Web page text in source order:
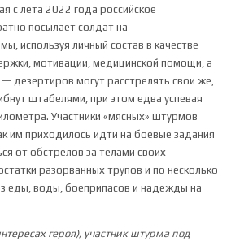
с лета 2022 года российское
посылает солдат на
используя личный состав в качестве
мотивации, медицинской помощи, а
дезертиров могут расстрелять свои же,
штабелями, при этом едва успевая
Участники «мясных» штурмов
им приходилось идти на боевые задания
от обстрелов за телами своих
разорванных трупов и по несколько
еды, воды, боеприпасов и надежды на
героя), участник штурма под